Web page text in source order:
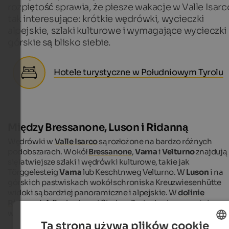
rozpiętość sprawia, że piesze wakacje w Valle
tak interesujące: krótkie wędrówki, wycieczki
alpejskie, szlaki kulturowe i wymagające wycieczki
górskie są blisko siebie.
Hotele turystyczne w Południowym Tyrolu
Między Bressanone, Luson i Ridanną
Wędrówki w Valle Isarcosą rozłożone na bardzo różnych
podobszarach. WokółBressanone,VarnaiVelturnoznajdują
się łatwiejsze szlaki i wędrówki kulturowe, takie jak
TörggelesteigVarnalub Keschtnweg Velturno. W Lusoni na
górskich pastwiskach wokół schroniska Kreuzwiesenhütte
widoki są bardziej panoramiczne i alpejskie. Wdolinie
Ridnauntal, Becherhaus i Siedem Jezior to dwa wyraźnie
Ta strona używa plików cookie